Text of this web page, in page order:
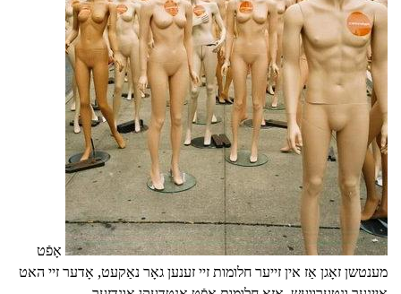
אָפֿט
מענטשן זאָגן אַז אין זייער חלומות זיי זענען גאָר נאַקעט, אָדער זיי האט